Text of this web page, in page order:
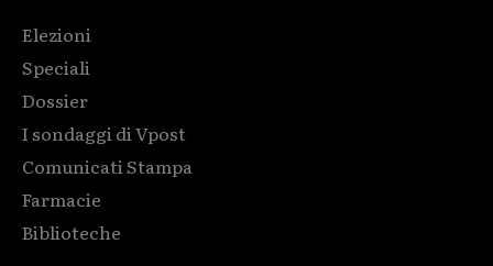
Elezioni
Speciali
Dossier
I sondaggi di Vpost
Comunicati Stampa
Farmacie
Biblioteche